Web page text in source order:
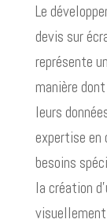
Le
devis sur
représente
manière
leurs
expertise en
besoins
la création